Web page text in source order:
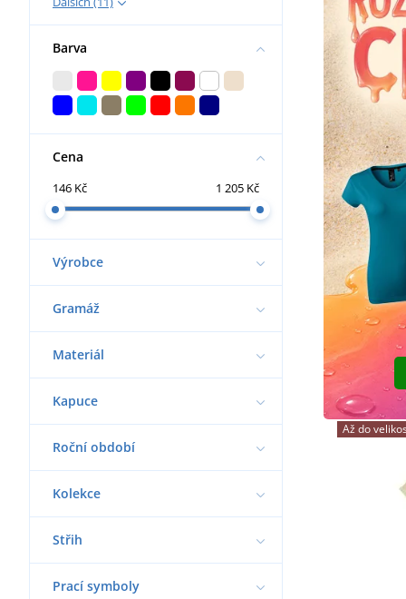
Barva
Cena
146 Kč 1 205 Kč
Výrobce
Gramáž
Materiál
Kapuce
Roční období
Kolekce
Střih
Prací symboly
Až do